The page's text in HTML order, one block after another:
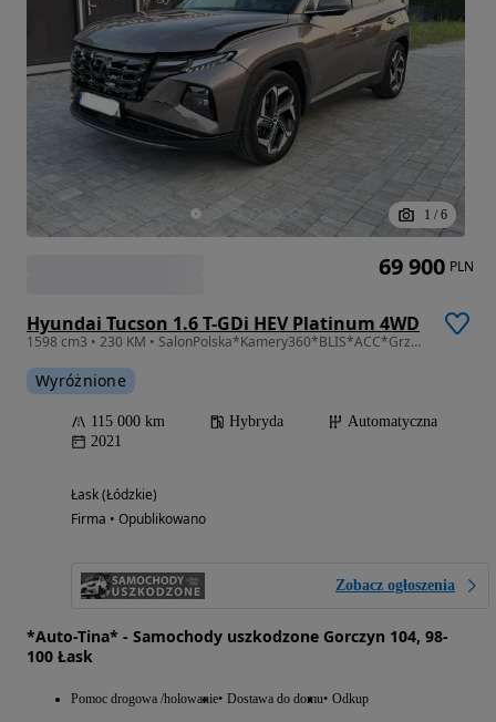
1 / 6
Hyundai Tucson 1.6 T-GDi HEV Platinum 4WD
1598 cm3 • 230 KM • SalonPolska*Kamery360*BLIS*ACC*GrzaneWentlowaneFotele*Panorama*Faktura
Wyróżnione
115 000 km Hybryda
Automatyczna
2021
Łask (Łódzkie)
Firma • Opublikowano
Zobacz ogłoszenia
*Auto-Tina* - Samochody uszkodzone Gorczyn 104, 98-
100 Łask
Pomoc drogowa /holowanie Dostawa do domu Odkup
69 900 PLN